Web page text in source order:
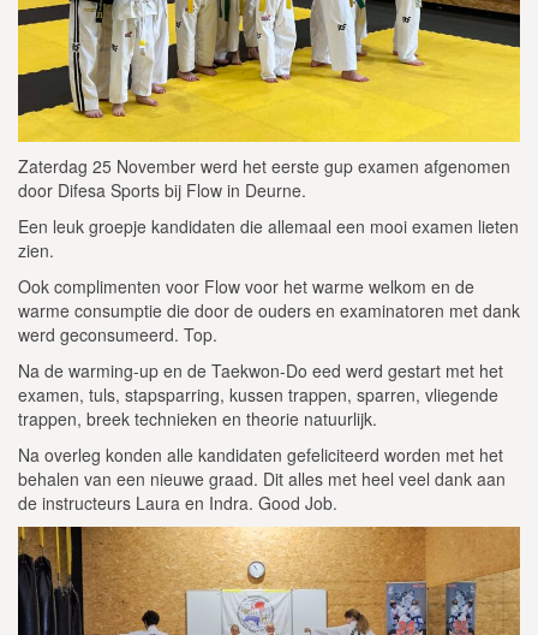
Zaterdag 25 November werd het eerste gup examen afgenomen
door Difesa Sports bij Flow in Deurne.
Een leuk groepje kandidaten die allemaal een mooi examen lieten
zien.
Ook complimenten voor Flow voor het warme welkom en de
warme consumptie die door de ouders en examinatoren met dank
werd geconsumeerd. Top.
Na de warming-up en de Taekwon-Do eed werd gestart met het
examen, tuls, stapsparring, kussen trappen, sparren, vliegende
trappen, breek technieken en theorie natuurlijk.
Na overleg konden alle kandidaten gefeliciteerd worden met het
behalen van een nieuwe graad. Dit alles met heel veel dank aan
de instructeurs Laura en Indra. Good Job.